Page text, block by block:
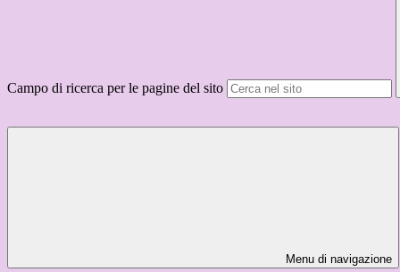
Campo di ricerca per le pagine del sito
Menu di navigazione